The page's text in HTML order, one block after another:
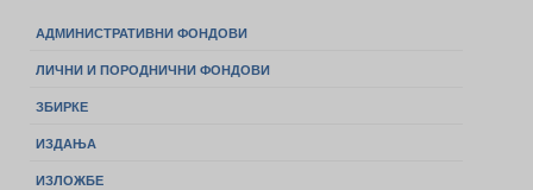
АДМИНИСТРАТИВНИ ФОНДОВИ
ЛИЧНИ И ПОРОДНИЧНИ ФОНДОВИ
ЗБИРКЕ
ИЗДАЊА
ИЗЛОЖБЕ